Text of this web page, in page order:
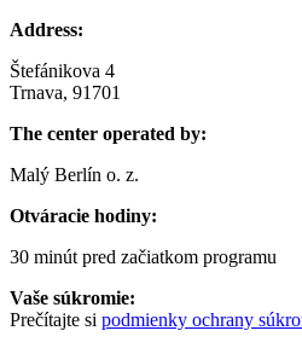
Address:
Štefánikova 4
Trnava, 91701
The center operated by:
Malý Berlín o. z.
Otváracie hodiny:
30 minút pred začiatkom programu
Vaše súkromie:
Prečítajte si podmienky ochrany